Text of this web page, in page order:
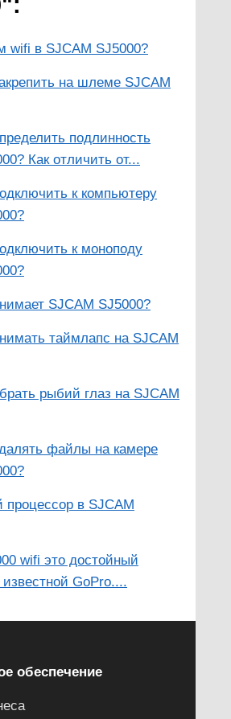
wifi в SJCAM SJ5000?
на шлеме SJCAM
подлинность
Как отличить от...
к компьютеру
к моноподу
SJCAM SJ5000?
таймлапс на SJCAM
рыбий глаз на SJCAM
файлы на камере
процессор в SJCAM
wifi это достойный
GoPro....
обеспечение